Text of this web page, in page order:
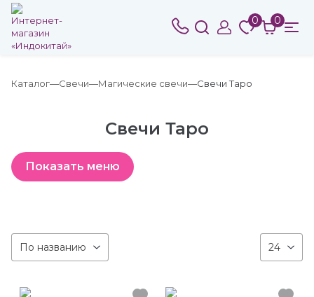
0 0
Каталог Свечи Магические свечи Свечи Таро
Свечи Таро
По названию 24